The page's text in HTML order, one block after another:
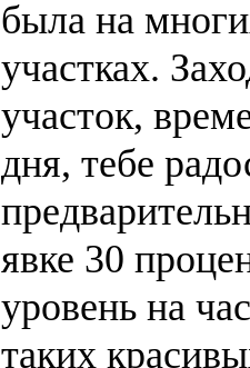
была на
участках.
участок,
дня, тебе
явке 30
уровень на
таких